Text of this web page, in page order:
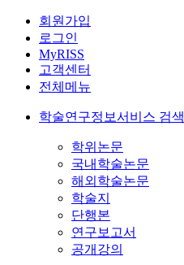
회원가입
로그인
MyRISS
고객센터
전체메뉴
학술연구정보서비스 검색
학위논문
국내학술논문
해외학술논문
학술지
단행본
연구보고서
공개강의